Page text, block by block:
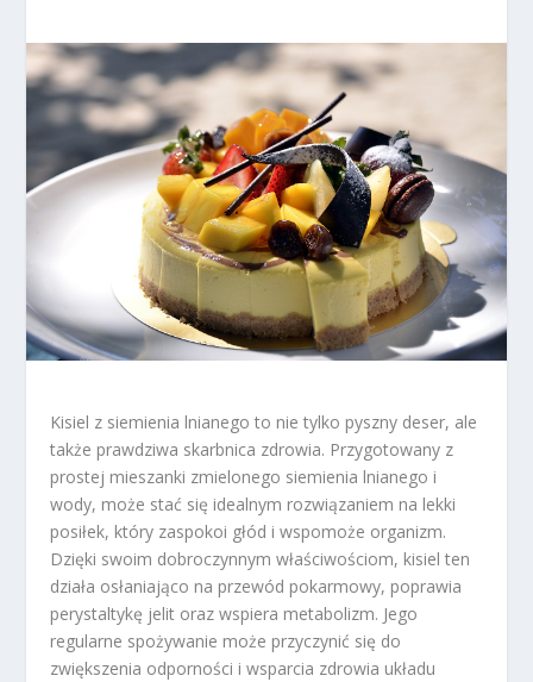
Kisiel z siemienia lnianego to nie tylko pyszny deser, ale
także prawdziwa skarbnica zdrowia. Przygotowany z
prostej mieszanki zmielonego siemienia lnianego i
wody, może stać się idealnym rozwiązaniem na lekki
posiłek, który zaspokoi głód i wspomoże organizm.
Dzięki swoim dobroczynnym właściwościom, kisiel ten
działa osłaniająco na przewód pokarmowy, poprawia
perystaltykę jelit oraz wspiera metabolizm. Jego
regularne spożywanie może przyczynić się do
zwiększenia odporności i wsparcia zdrowia układu